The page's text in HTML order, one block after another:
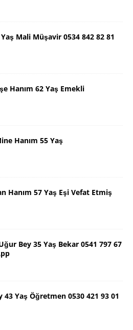
Mali Müşavir 0534 842 82 81
Hanım 62 Yaş Emekli
Hanım 55 Yaş
Hanım 57 Yaş Eşi Vefat Etmiş
Bey 35 Yaş Bekar 0541 797 67
43 Yaş Öğretmen 0530 421 93 01